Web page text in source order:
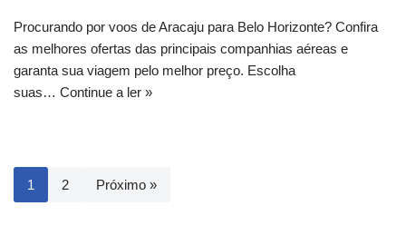
Procurando por voos de Aracaju para Belo Horizonte? Confira
as melhores ofertas das principais companhias aéreas e
garanta sua viagem pelo melhor preço. Escolha
suas… Continue a ler »
1 2 Próximo »